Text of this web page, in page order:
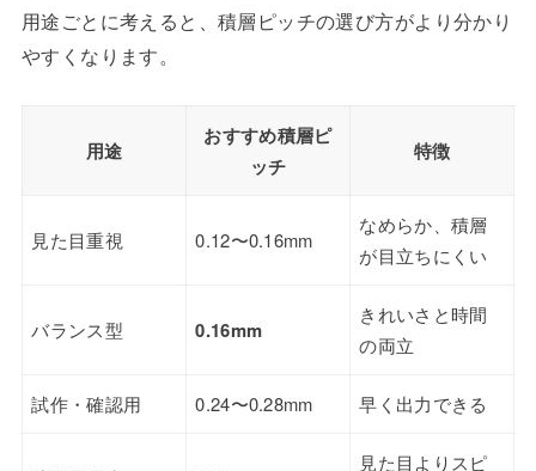
用途ごとに考えると、積層ピッチの選び方がより分かり
やすくなります。
用途
おすすめ積層ピ
ッチ
特徴
見た目重視 0.12〜0.16mm
なめらか、積層
が目立ちにくい
バランス型 0.16mm
きれいさと時間
の両立
試作・確認用 0.24〜0.28mm 早く出力できる
見た目よりスピ